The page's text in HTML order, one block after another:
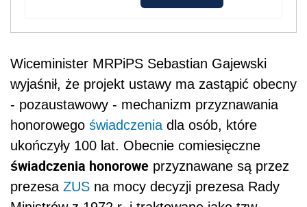
Wiceminister MRPiPS Sebastian Gajewski
wyjaśnił, że projekt ustawy ma zastąpić obecny
- pozaustawowy - mechanizm przyznawania
honorowego świadczenia dla osób, które
ukończyły 100 lat. Obecnie comiesięczne
świadczenia honorowe przyznawane są przez
prezesa ZUS na mocy decyzji prezesa Rady